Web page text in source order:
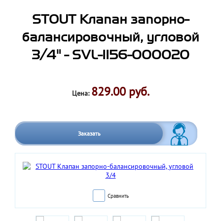
STOUT Клапан запорно-
балансировочный, угловой
3/4" - SVL-1156-000020
Цена: 829.00 руб.
Заказать
Сравнить